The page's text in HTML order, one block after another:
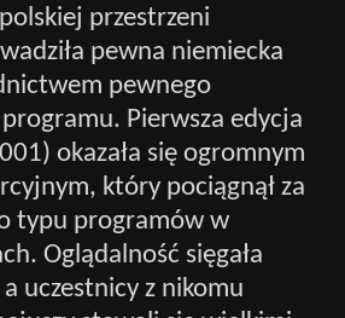
przestrzeni
pewna niemiecka
pewnego
Pierwsza edycja
okazała się ogromnym
który pociągnął za
typu programów w
Oglądalność sięgała
uczestnicy z nikomu